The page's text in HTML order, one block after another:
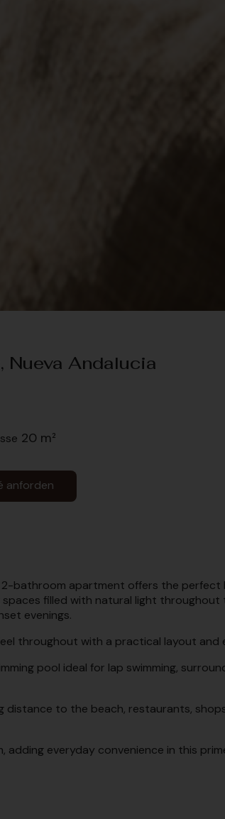
Nueva Andalucia
20 m²
anforden
bathroom apartment offers the
filled with natural light
evenings.
throughout with a practical layout and
pool ideal for lap swimming,
distance to the beach, restaurants,
everyday convenience in this